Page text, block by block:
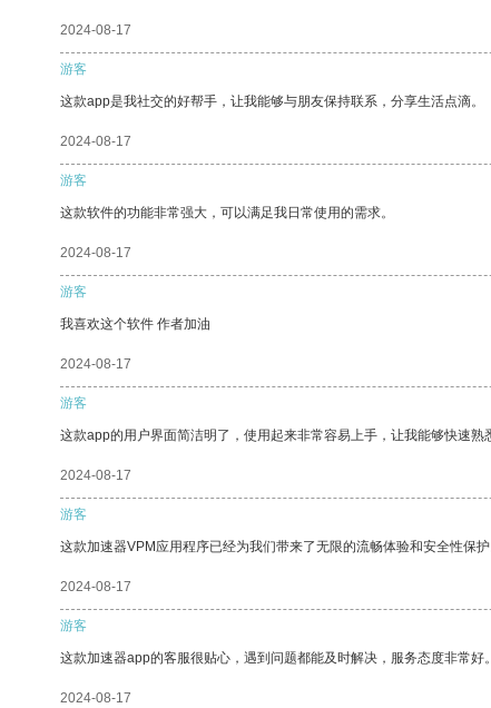
2024-08-17
游客
这款app是我社交的好帮手，让我能够与朋友保持联系，分享生活点滴。
2024-08-17
游客
这款软件的功能非常强大，可以满足我日常使用的需求。
2024-08-17
游客
我喜欢这个软件 作者加油
2024-08-17
游客
这款app的用户界面简洁明了，使用起来非常容易上手，让我能够快速熟
2024-08-17
游客
这款加速器VPM应用程序已经为我们带来了无限的流畅体验和安全性保护
2024-08-17
游客
这款加速器app的客服很贴心，遇到问题都能及时解决，服务态度非常好。
2024-08-17